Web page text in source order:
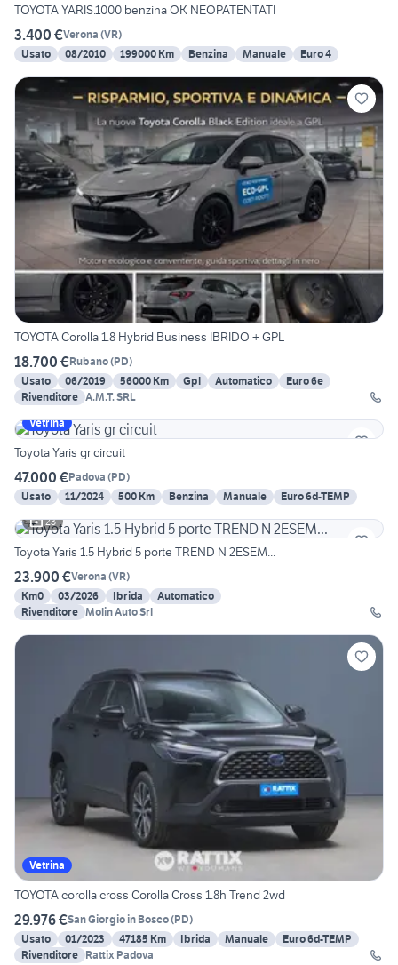
TOYOTA YARIS.1000 benzina OK NEOPATENTATI
3.400 €Verona (VR)
Usato
08/2010 199000 Km Benzina Manuale Euro 4
TOYOTA Corolla 1.8 Hybrid Business IBRIDO + GPL
18.700 €Rubano(PD)
Usato
06/2019 56000 Km Gpl Automatico
Euro 6e
Rivenditore A.M.T. SRL
Vetrina
Toyota Yaris gr circuit
47.000 €Padova (PD)
Usato
11/2024 500 Km Benzina Manuale
Euro 6d-TEMP
23
Toyota Yaris 1.5 Hybrid 5 porte TREND N 2ESEM...
23.900 €Verona (VR)
Km0
03/2026 Ibrida
Automatico
Rivenditore Molin Auto Srl
Vetrina
TOYOTA corolla cross Corolla Cross 1.8h Trend 2wd
29.976 €San Giorgio in Bosco(PD)
Usato
01/2023 47185 Km Ibrida Manuale
Euro 6d-TEMP
Rivenditore Rattix Padova